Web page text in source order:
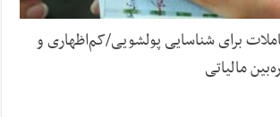
برای شناسایی پولشویی/کم‌اظهاری و
مالیاتی